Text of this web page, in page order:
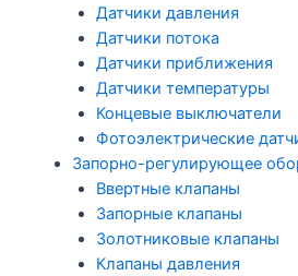
Датчики давления
Датчики потока
Датчики приближения
Датчики температуры
Концевые выключатели
Фотоэлектрические
Запорно-регулирующее
Ввертные клапаны
Запорные клапаны
Золотниковые клапаны
Клапаны давления